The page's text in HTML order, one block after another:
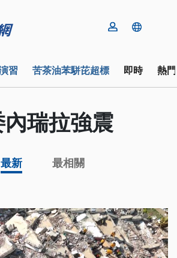
習 苦茶油苯駢芘超標 即時 熱
內瑞拉強震
最新 最相關